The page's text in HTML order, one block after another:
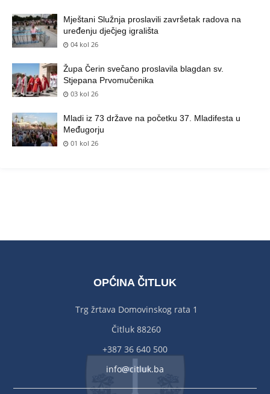
Mještani Služnja proslavili završetak radova na
uređenju dječjeg igrališta
04 kol 26
Župa Čerin svečano proslavila blagdan sv.
Stjepana Prvomučenika
03 kol 26
Mladi iz 73 države na početku 37. Mladifesta u
Međugorju
01 kol 26
OPĆINA ČITLUK
Trg žrtava Domovinskog rata 1
Čitluk 88260
+387 36 640 500
info@citluk.ba